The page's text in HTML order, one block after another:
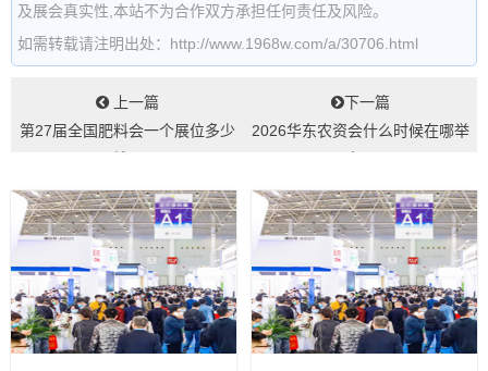
及展会真实性,本站不为合作双方承担任何责任及风险。
如需转载请注明出处：http://www.1968w.com/a/30706.html
上一篇
第27届全国肥料会一个展位多少
下一篇
2026华东农资会什么时候在哪举